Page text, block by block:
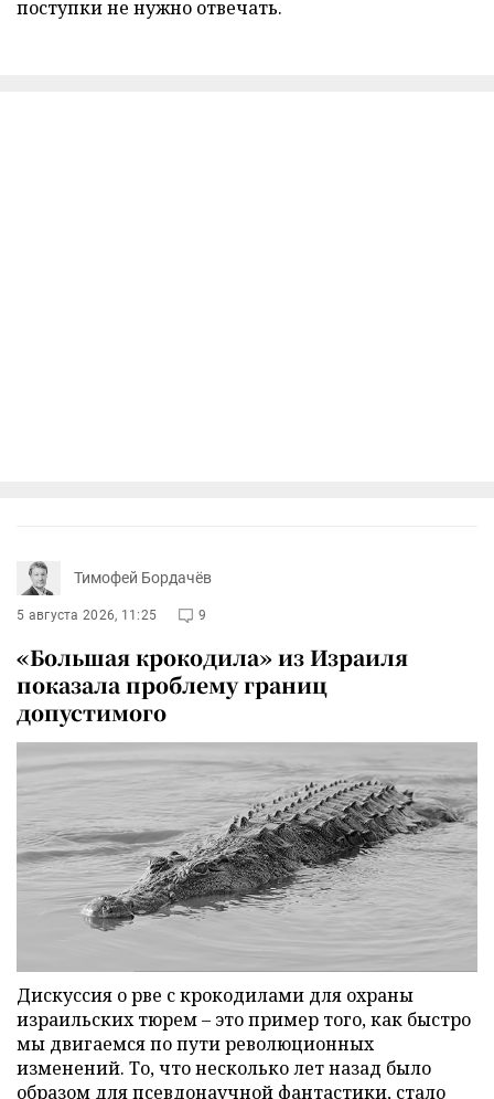
поступки не нужно отвечать.
Тимофей Бордачёв
5 августа 2026, 11:25 9
«Большая крокодила» из Израиля
показала проблему границ
допустимого
Дискуссия о рве с крокодилами для охраны
израильских тюрем – это пример того, как быстро
мы двигаемся по пути революционных
изменений. То, что несколько лет назад было
образом для псевдонаучной фантастики, стало